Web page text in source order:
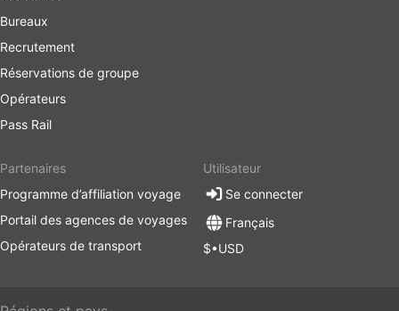
Bureaux
Recrutement
Réservations de groupe
Opérateurs
Pass Rail
Partenaires
Programme d’affiliation voyage
Portail des agences de voyages
Opérateurs de transport
Utilisateur
Se connecter
Français
$•USD